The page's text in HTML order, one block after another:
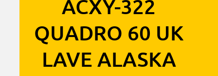
ACXY-322
QUADRO 60 UK
LAVE ALASKA